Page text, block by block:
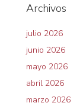
Archivos
julio 2026
junio 2026
mayo 2026
abril 2026
marzo 2026